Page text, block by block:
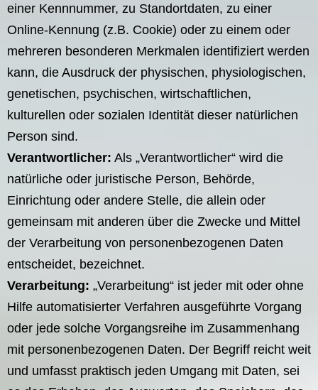
einer Kennnummer, zu Standortdaten, zu einer
Online-Kennung (z.B. Cookie) oder zu einem oder
mehreren besonderen Merkmalen identifiziert werden
kann, die Ausdruck der physischen, physiologischen,
genetischen, psychischen, wirtschaftlichen,
kulturellen oder sozialen Identität dieser natürlichen
Person sind.
Verantwortlicher: Als „Verantwortlicher“ wird die
natürliche oder juristische Person, Behörde,
Einrichtung oder andere Stelle, die allein oder
gemeinsam mit anderen über die Zwecke und Mittel
der Verarbeitung von personenbezogenen Daten
entscheidet, bezeichnet.
Verarbeitung: „Verarbeitung“ ist jeder mit oder ohne
Hilfe automatisierter Verfahren ausgeführte Vorgang
oder jede solche Vorgangsreihe im Zusammenhang
mit personenbezogenen Daten. Der Begriff reicht weit
und umfasst praktisch jeden Umgang mit Daten, sei